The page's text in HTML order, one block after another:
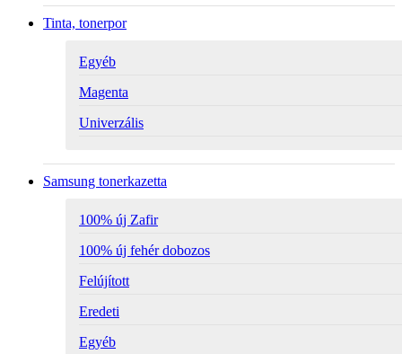
Tinta, tonerpor
Egyéb
Magenta
Univerzális
Samsung tonerkazetta
100% új Zafir
100% új fehér dobozos
Felújított
Eredeti
Egyéb